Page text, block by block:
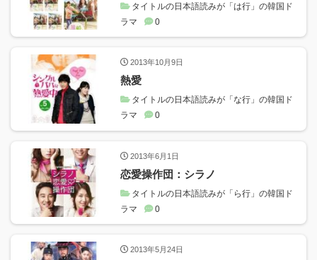
タイトルの日本語読みが「は行」の韓国ド
ラマ
0
2013年10月9日
熱愛
タイトルの日本語読みが「な行」の韓国ド
ラマ
0
2013年6月1日
恋愛操作団：シラノ
タイトルの日本語読みが「ら行」の韓国ド
ラマ
0
2013年5月24日